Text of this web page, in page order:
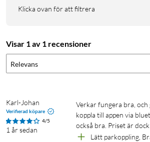
Klicka ovan för att filtrera
Visar 1 av 1 recensioner
Relevans
Karl-Johan
Verifierad köpare
4/5
1 år sedan
Verkar fungera bra, och gick smidigt att par
koppla till appen via
också bra. Priset är
Lätt parkoppling,